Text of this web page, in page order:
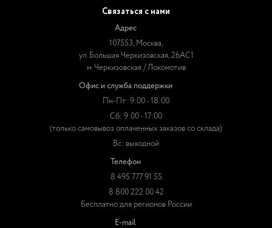
Связаться с нами
Адрес
107553, Москва,
ул. Большая Черкизовская, 26АС1
м. Черкизовская / Локомотив
Офис и служба поддержки
Пн-Пт: 9:00 - 18:00
Сб: 9:00 - 17:00
(только самовывоз оплаченных заказов со склада)
Вс: выходной
Телефон
8 495 777 91 55
8 800 222 00 42
Бесплатно для регионов России
E-mail